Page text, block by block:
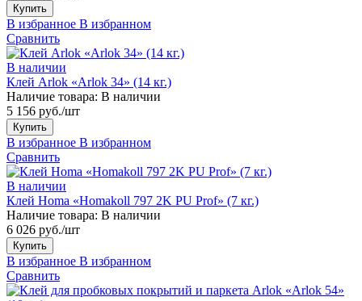
Купить
В избранное В избранном
Сравнить
В наличии
Клей Arlok «Arlok 34» (14 кг.)
Наличие товара: В наличии
5 156 руб./шт
Купить
В избранное В избранном
Сравнить
В наличии
Клей Homa «Homakoll 797 2K PU Prof» (7 кг.)
Наличие товара: В наличии
6 026 руб./шт
Купить
В избранное В избранном
Сравнить